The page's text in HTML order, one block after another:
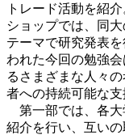
トレード活動を紹
ショップでは、同
テーマで研究発表
われた今回の勉強
るさまざまな人々
者への持続可能な
第一部では、各大
紹介を行い、互いの